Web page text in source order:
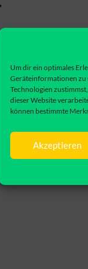
Um dir ein optimales
Geräteinformationen zu
Technologien
dieser Website
können bestimmte
Akzeptieren